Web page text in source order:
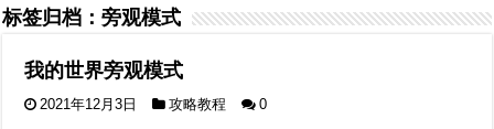
标签归档：旁观模式
我的世界旁观模式
2021年12月3日 攻略教程 0